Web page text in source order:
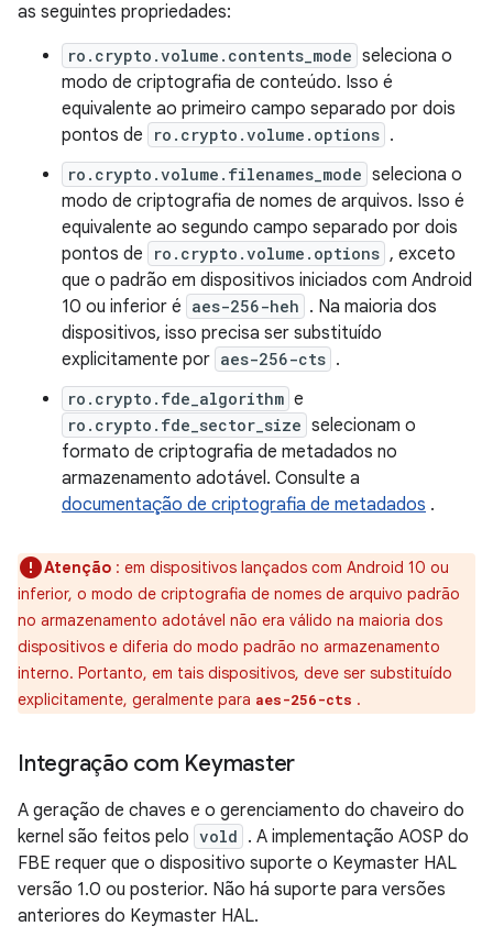
as seguintes propriedades:
ro.crypto.volume.contents_mode seleciona o
modo de criptografia de conteúdo. Isso é
equivalente ao primeiro campo separado por dois
pontos de
ro.crypto.volume.options .
ro.crypto.volume.filenames_mode seleciona o
modo de criptografia de nomes de arquivos. Isso é
equivalente ao segundo campo separado por dois
pontos de
ro.crypto.volume.options , exceto
que o padrão em dispositivos iniciados com Android
10 ou inferior é aes-256-heh . Na maioria dos
dispositivos, isso precisa ser substituído
explicitamente por aes-256-cts .
ro.crypto.fde_algorithm e
ro.crypto.fde_sector_size selecionam o
formato de criptografia de metadados no
armazenamento adotável. Consulte a
documentação de criptografia de metadados .
Atenção : em dispositivos lançados com Android 10 ou
inferior, o modo de criptografia de nomes de arquivo padrão
no armazenamento adotável não era válido na maioria dos
dispositivos e diferia do modo padrão no armazenamento
interno. Portanto, em tais dispositivos, deve ser substituído
explicitamente, geralmente para aes-256-cts .
Integração com Keymaster
A geração de chaves e o gerenciamento do chaveiro do
kernel são feitos pelo vold . A implementação AOSP do
FBE requer que o dispositivo suporte o Keymaster HAL
versão 1.0 ou posterior. Não há suporte para versões
anteriores do Keymaster HAL.